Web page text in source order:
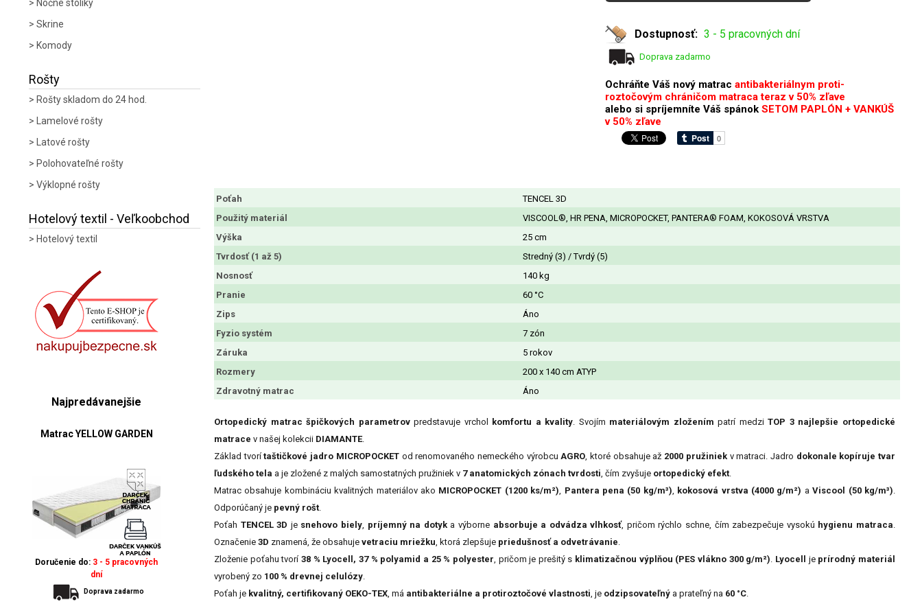
Nočné stolíky
Skrine
Komody
Rošty
Rošty skladom do 24 hod.
Lamelové rošty
Latové rošty
Polohovateľné rošty
Výklopné rošty
Hotelový textil - Veľkoobchod
Hotelový textil
Najpredávanejšie
Matrac YELLOW GARDEN
Doručenie do: 3 - 5 pracovných
dní
Doprava zadarmo
Dostupnosť: 3 - 5 pracovných dní
Doprava zadarmo
Ochráňte Váš nový matrac antibakteriálnym proti-
roztočovým chráničom matraca teraz v 50% zľave
alebo si spríjemníte Váš spánok SETOM PAPLÓN + VANKÚŠ
v 50% zľave
Poťah
TENCEL 3D
Použitý materiál
VISCOOL®, HR PENA, MICROPOCKET, PANTERA® FOAM, KOKOSOVÁ VRSTVA
Výška
25 cm
Tvrdosť (1 až 5)
Stredný (3) / Tvrdý (5)
Nosnosť
140 kg
Pranie
60 °C
Zips
Áno
Fyzio systém
7 zón
Záruka
5 rokov
Rozmery
200 x 140 cm ATYP
Zdravotný matrac
Áno
Ortopedický matrac špičkových parametrovpredstavuje vrchol komfortu a kvality. Svojím materiálovým zložením patrí medziTOP 3 najlepšie ortopedické
matrace v našej kolekcii DIAMANTE.
Základ tvorítaštičkové jadro MICROPOCKETod renomovaného nemeckého výrobcuAGRO, ktoré obsahuje až 2000 pružiniekv matraci. Jadro dokonale kopíruje tvar
ľudského tela a je zložené z malých samostatných pružiniek v 7 anatomických zónach tvrdosti, čím zvyšuje ortopedický efekt.
Matrac obsahuje kombináciu kvalitných materiálov ako MICROPOCKET (1200 ks/m²), Pantera pena (50 kg/m³), kokosová vrstva (4000 g/m²) aViscool (50 kg/m³).
Odporúčaný je pevný rošt.
Poťah TENCEL 3D je snehovo biely, príjemný na dotyka výborne absorbuje a odvádza vlhkosť, pričom rýchlo schne, čím zabezpečuje vysokú hygienu matraca.
Označenie 3D znamená, že obsahuje vetraciu mriežku, ktorá zlepšuje priedušnosť a odvetrávanie.
Zloženie poťahu tvorí 38 % Lyocell, 37 % polyamid a 25 % polyester, pričom je prešitý s klimatizačnou výplňou (PES vlákno 300 g/m²). Lyocell je prírodný materiál
vyrobený zo 100 % drevnej celulózy.
Poťah je kvalitný, certifikovaný OEKO-TEX, má antibakteriálne a protiroztočové vlastnosti, je odzipsovateľný a prateľný na 60 °C.